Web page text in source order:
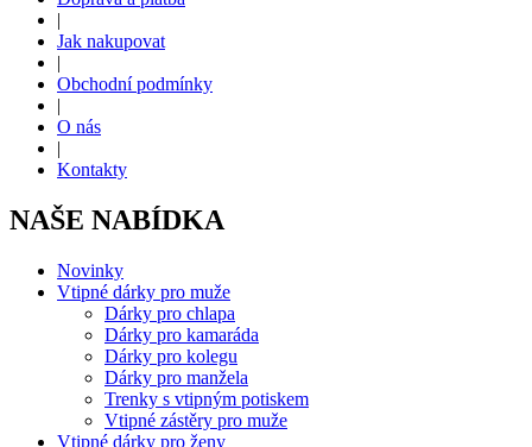
|
Jak nakupovat
|
Obchodní podmínky
|
O nás
|
Kontakty
NAŠE NABÍDKA
Novinky
Vtipné dárky pro muže
Dárky pro chlapa
Dárky pro kamaráda
Dárky pro kolegu
Dárky pro manžela
Trenky s vtipným potiskem
Vtipné zástěry pro muže
Vtipné dárky pro ženy